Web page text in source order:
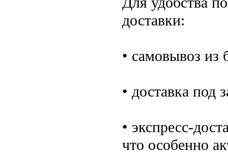
доставки:
• самовывоз из
• доставка под
• экспресс-
что особенно